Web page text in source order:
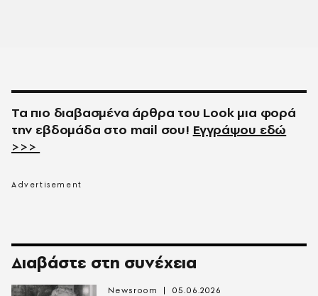
Τα πιο διαβασμένα άρθρα του Look μια φορά
την εβδομάδα στο mail σου! Εγγράψου εδώ
>>>
Διαβάστε στη συνέχεια
Newsroom 05.06.2026